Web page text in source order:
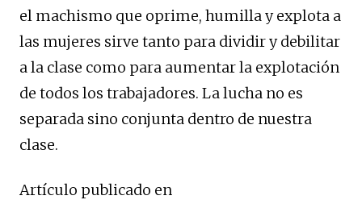
el machismo que oprime, humilla y explota a
las mujeres sirve tanto para dividir y debilitar
a la clase como para aumentar la explotación
de todos los trabajadores. La lucha no es
separada sino conjunta dentro de nuestra
clase.
Artículo publicado en